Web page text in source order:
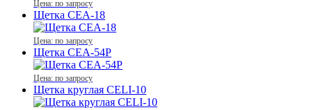
Цена: по запросу
Щетка CEA-18
Цена: по запросу
Щетка CEA-54Р
Цена: по запросу
Щетка круглая CELI-10